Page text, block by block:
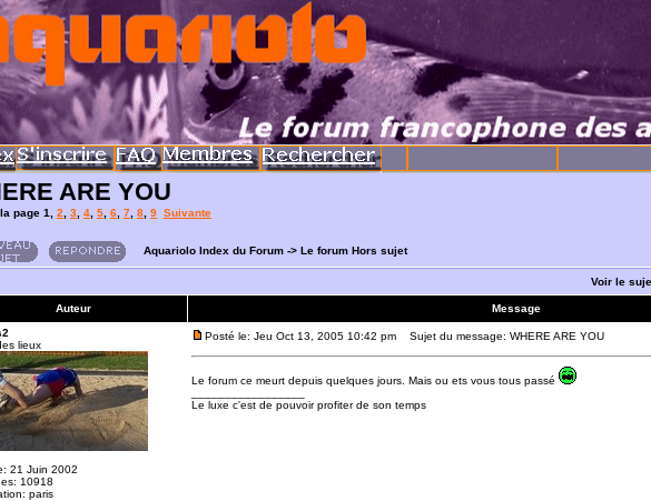
ARE YOU
page 1 2 3 4 5 6 7 8 9 Suivante
Aquariolo Index du Forum -> Le forum Hors sujet
Voir le
Auteur
Message
lieux
21 Juin 2002
10918
paris
Posté le: Jeu Oct 13, 2005 10:42 pm Sujet du message: WHERE ARE YOU
Le forum ce meurt depuis quelques jours. Mais ou ets vous tous passé
Le luxe c'est de pouvoir profiter de son temps